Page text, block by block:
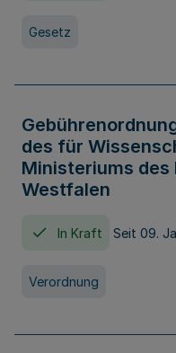
Gesetz
des für
Ministeriums des
Westfalen
In Kraft Seit 09.
Verordnung